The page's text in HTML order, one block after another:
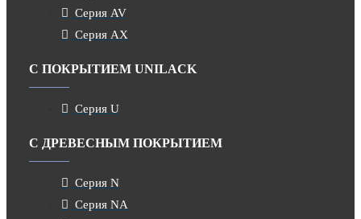
Серия AV
Серия AX
С ПОКРЫТИЕМ UNILACK
Серия U
С ДРЕВЕСНЫМ ПОКРЫТИЕМ
Серия N
Серия NA